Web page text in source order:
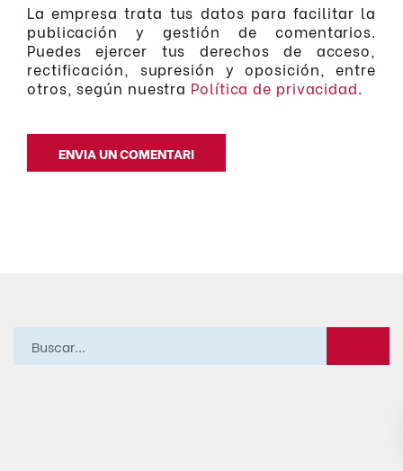
La empresa trata tus datos para facilitar la
publicación y gestión de comentarios.
Puedes ejercer tus derechos de acceso,
rectificación, supresión y oposición, entre
otros, según nuestra Política de privacidad.